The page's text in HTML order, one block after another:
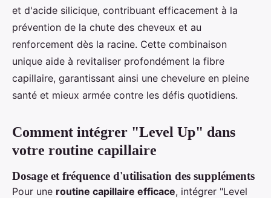
et d'acide silicique, contribuant efficacement à la
prévention de la chute des cheveux et au
renforcement dès la racine. Cette combinaison
unique aide à revitaliser profondément la fibre
capillaire, garantissant ainsi une chevelure en pleine
santé et mieux armée contre les défis quotidiens.
Comment intégrer "Level Up" dans
votre routine capillaire
Dosage et fréquence d'utilisation des suppléments
Pour une routine capillaire efficace, intégrer "Level